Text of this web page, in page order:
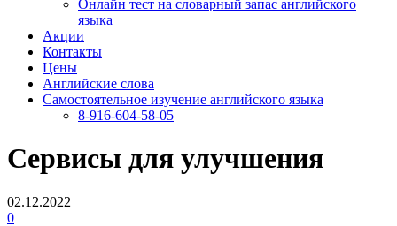
Онлайн тест на словарный запас английского
языка
Акции
Контакты
Цены
Английские слова
Самостоятельное изучение английского языка
8-916-604-58-05
Сервисы для улучшения
02.12.2022
0